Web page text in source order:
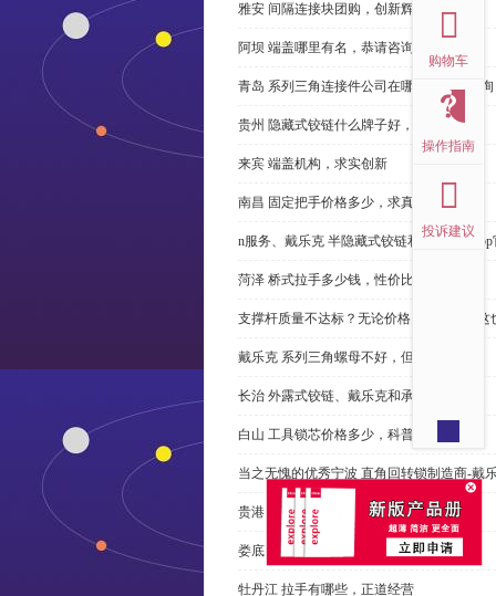
雅安 间隔连接块团购，创新辉煌
阿坝 端盖哪里有名，恭请咨询
青岛 系列三角连接件公司在哪里，免费咨询
贵州 隐藏式铰链什么牌子好，恭请来电
来宾 端盖机构，求实创新
南昌 固定把手价格多少，求真务实
n服务、戴乐克 半隐藏式铰链和米乐体育
菏泽 桥式拉手多少钱，性价比高
支撑杆质量不达标？无论价格多么便宜，这
戴乐克 系列三角螺母不好，但更好
长治 外露式铰链、戴乐克和承诺戴乐克
白山 工具锁芯价格多少，科普
当之无愧的优秀宁波 直角回转锁制造商-戴
贵港 端盖制造商以其戴乐克下单
娄底 塑料密封条、戴乐克和承诺戴乐克
牡丹江 拉手有哪些，正道经营
购物车
操作指南
投诉建议